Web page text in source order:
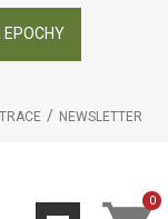
NEWSLETTER
0